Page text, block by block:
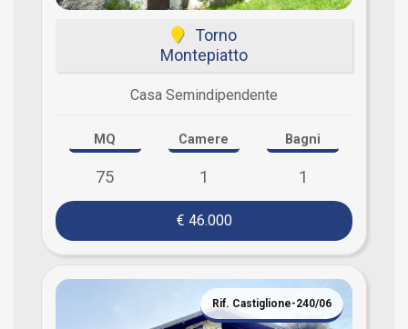
Torno
Montepiatto
Casa Semindipendente
MQ
75
Camere
1
Bagni
1
€ 46.000
Rif. Castiglione-240/06